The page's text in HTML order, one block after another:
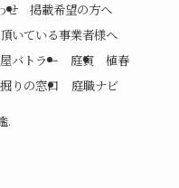
せ
掲載希望の方へ
いている事業者様へ
バトラー 庭寅
植春
りの窓口 庭職ナビ
.